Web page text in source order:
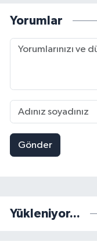
Yorumlar
Gönder
Yükleniyor...